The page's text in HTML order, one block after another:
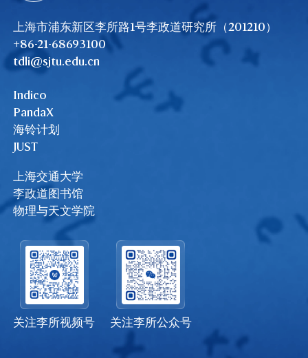
上海市浦东新区李所路1号李政道研究所（201210）
+86-21-68693100
tdli@sjtu.edu.cn
Indico
PandaX
海铃计划
JUST
上海交通大学
李政道图书馆
物理与天文学院
关注李所视频号 关注李所公众号